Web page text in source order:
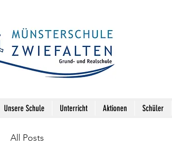
Unsere Schule Unterricht Aktionen Schüler
All Posts